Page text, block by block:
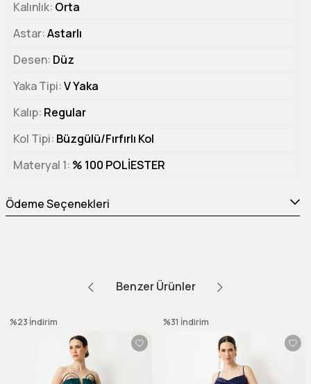
Kalınlık Orta
Astar Astarlı
Desen Düz
Yaka Tipi V Yaka
Kalıp Regular
Kol Tipi Büzgülü/Fırfırlı Kol
Materyal 1 % 100 POLİESTER
Ödeme Seçenekleri
Benzer Ürünler
%23 İndirim %31 İndirim